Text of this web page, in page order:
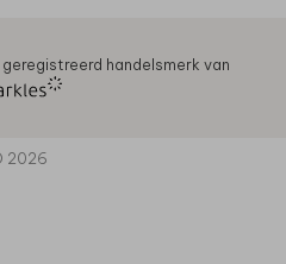
handelsmerk van
2026